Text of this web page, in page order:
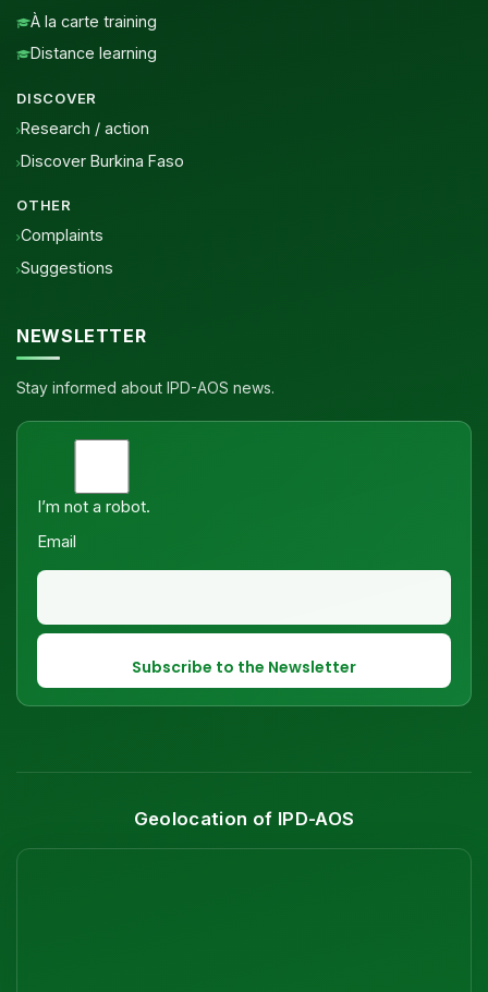
À la carte training
Distance learning
DISCOVER
Research / action
Discover Burkina Faso
OTHER
Complaints
Suggestions
NEWSLETTER
Stay informed about IPD-AOS news.
I’m not a robot.
Email
Geolocation of IPD-AOS